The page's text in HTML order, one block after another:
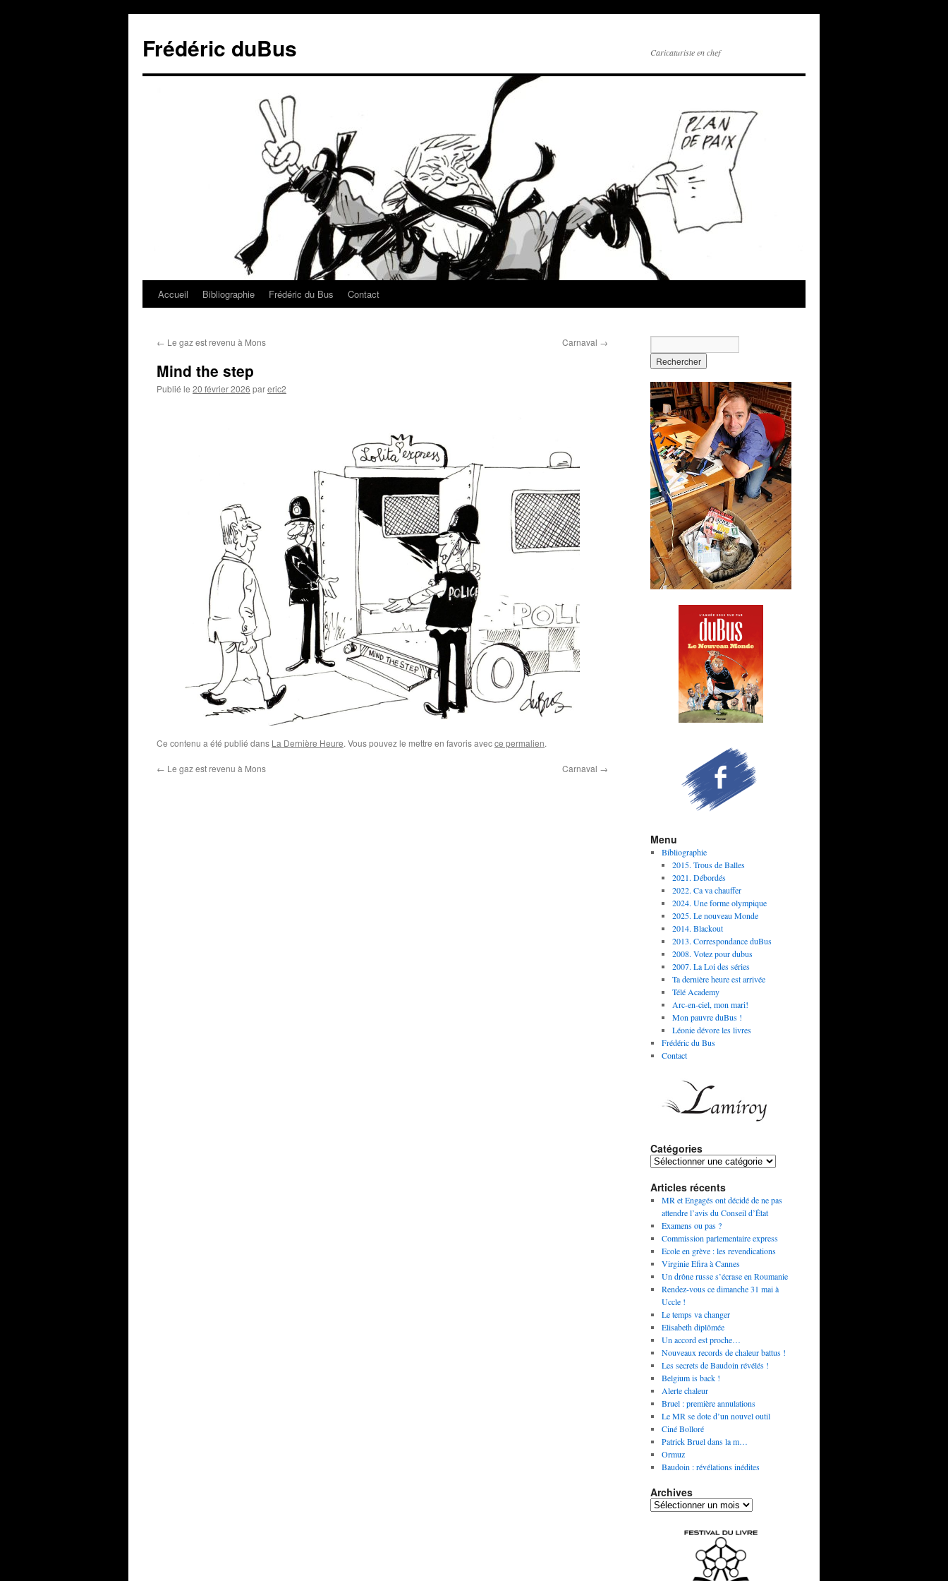
Frédéric duBus Caricaturiste en chef
Accueil Bibliographie Frédéric du Bus Contact
← Le gaz est revenu à Mons Carnaval →
Mind the step
Publié le 20 février 2026 pareric2
Ce contenu a été publié dans La Dernière Heure. Vous pouvez le mettre en favoris avecce permalien.
← Le gaz est revenu à Mons Carnaval →
Menu
Bibliographie
2015. Trous de Balles
2021. Débordés
2022. Ca va chauffer
2024. Une forme olympique
2025. Le nouveau Monde
2014. Blackout
2013. Correspondance duBus
2008. Votez pour dubus
2007. La Loi des séries
Ta dernière heure est arrivée
Télé Academy
Arc-en-ciel, mon mari!
Mon pauvre duBus !
Léonie dévore les livres
Frédéric du Bus
Contact
Catégories
Articles récents
MR et Engagés ont décidé de ne pas
attendre l’avis du Conseil d’État
Examens ou pas ?
Commission parlementaire express
Ecole en grève : les revendications
Virginie Efira à Cannes
Un drône russe s’écrase en Roumanie
Rendez-vous ce dimanche 31 mai à
Uccle !
Le temps va changer
Elisabeth diplômée
Un accord est proche…
Nouveaux records de chaleur battus !
Les secrets de Baudoin révélés !
Belgium is back !
Alerte chaleur
Bruel : première annulations
Le MR se dote d’un nouvel outil
Ciné Bolloré
Patrick Bruel dans la m…
Ormuz
Baudoin : révélations inédites
Archives